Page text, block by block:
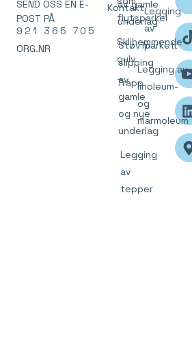
SEND OSS EN E-
POST PÅ
921 365 705
ORG.NR
Kontakt
flytsparkel
Sklihemmende
gulv
Trapp
av gamle
underlag
Støvfri
slipping
av
gamle
og nye
underlag
Legging
av
tepper
Legging
av
parkett
Legging av
linoleum-
og
marmoleum